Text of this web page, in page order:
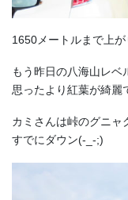
1650メートルまで上が
もう昨日の八海山レベ
思ったより紅葉が綺麗
カミさんは峠のグニャ
すでにダウン(-_-;)